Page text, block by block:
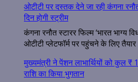
ओटीटी पर दस्तक देने जा रही कंगना रनौत
दिन होगी स्ट्रीम
कंगना रनौत स्टारर फिल्म ‘भारत भाग्य
ओटीटी प्लेटफॉर्म पर पहुंचने के लिए तैयार
मुख्यमंत्री ने पेंशन लाभार्थियों को कुल
राशि का किया भुगतान